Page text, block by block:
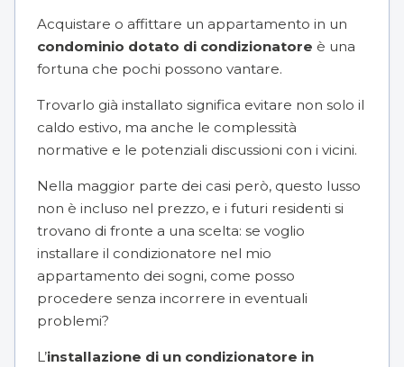
Acquistare o affittare un appartamento in un
condominio dotato di condizionatore è una
fortuna che pochi possono vantare.
Trovarlo già installato significa evitare non solo il
caldo estivo, ma anche le complessità
normative e le potenziali discussioni con i vicini.
Nella maggior parte dei casi però, questo lusso
non è incluso nel prezzo, e i futuri residenti si
trovano di fronte a una scelta: se voglio
installare il condizionatore nel mio
appartamento dei sogni, come posso
procedere senza incorrere in eventuali
problemi?
L’installazione di un condizionatore in